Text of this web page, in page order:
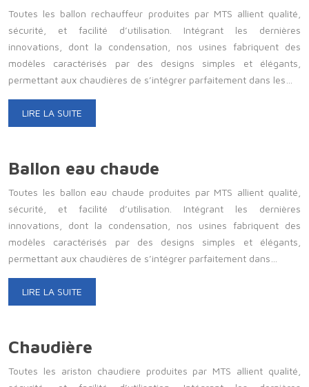
Toutes les ballon rechauffeur produites par MTS allient qualité,
sécurité, et facilité d’utilisation. Intégrant les dernières
innovations, dont la condensation, nos usines fabriquent des
modèles caractérisés par des designs simples et élégants,
permettant aux chaudières de s’intégrer parfaitement dans les…
LIRE LA SUITE
Ballon eau chaude
Toutes les ballon eau chaude produites par MTS allient qualité,
sécurité, et facilité d’utilisation. Intégrant les dernières
innovations, dont la condensation, nos usines fabriquent des
modèles caractérisés par des designs simples et élégants,
permettant aux chaudières de s’intégrer parfaitement dans…
LIRE LA SUITE
Chaudière
Toutes les ariston chaudiere produites par MTS allient qualité,